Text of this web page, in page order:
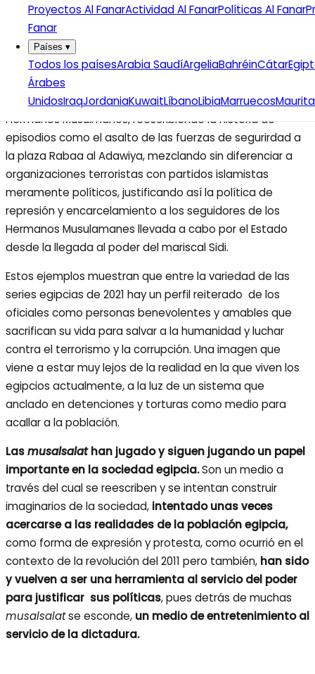
Proyectos Al FanarActividad Al FanarPolíticas Al Fanar
Fanar
Países ▾
Todos los paísesArabia SaudíArgeliaBahréinCátar
Árabes
UnidosIraqJordaniaKuwaitLíbanoLibiaMarruecos
militar egipcia representada por el arresto de Hesham Ali
Ashmawy, ex militar del ejército egipcio que se unió a Al
Qaeda en Libia, la segunda temporada de este año, gira
en torno al heroísmo de la policía egipcia frente al
enemigo público número uno del gobierno: la
organización político del depuesto presidente Mursi, los
Hermanos Musulmanes, reescribiendo la historia de
episodios como el asalto de las fuerzas de segurirdad a
la plaza Rabaa al Adawiya, mezclando sin diferenciar a
organizaciones terroristas con partidos islamistas
meramente políticos, justificando así la política de
represión y encarcelamiento a los seguidores de los
Hermanos Musulamanes llevada a cabo por el Estado
desde la llegada al poder del mariscal Sidi.
Estos ejemplos muestran que entre la variedad de las
series egipcias de 2021 hay un perfil reiterado de los
oficiales como personas benevolentes y amables que
sacrifican su vida para salvar a la humanidad y luchar
contra el terrorismo y la corrupción. Una imagen que
viene a estar muy lejos de larealidad en la que viven los
egipcios actualmente, a la luz de un sistema que
anclado en detenciones y torturas como medio para
acallar a la población.
Lasmusalsalathan jugado y siguen jugando un papel
importante en la sociedad egipcia.Son un medio a
través del cual se reescriben y se intentan construir
imaginarios de la sociedad, intentado unas veces
acercarse a las realidades de la población egipcia,
como forma de expresión y protesta, como ocurrió en el
contexto de la revolución del 2011 pero también, han sido
y vuelven a ser una herramienta al servicio del poder
para justificar sus políticas, pues detrás de muchas
musalsalatse esconde, un medio de entretenimiento al
servicio de la dictadura.